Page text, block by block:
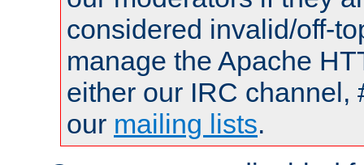
considered invalid/off-
manage the Apache
either our IRC channel,
our mailing lists.